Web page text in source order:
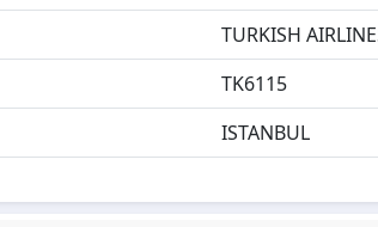
TURKISH
TK6115
ISTANBUL